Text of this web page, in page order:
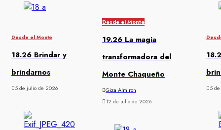
Desde el Monte
18.26 Brindar y
brindarnos
5 de julio de 2026
Desde el Monte
19.26 La magia
transformadora del
Monte Chaqueño
Giza Almiron
12 de julio de 2026
5